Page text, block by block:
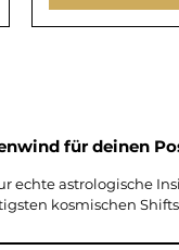
echte astrologische
kosmischen